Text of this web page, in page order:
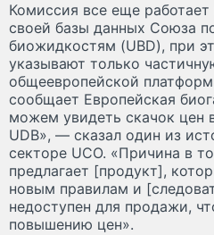
Комиссия все еще
своей базы данных Союза
биожидкостям (UBD), при
указывают только
общеевропейской
сообщает Европейская
можем увидеть скачок цен
UDB», — сказал один из
секторе UCO. «Причина в
предлагает [продукт],
новым правилам и
недоступен для продажи,
повышению цен».